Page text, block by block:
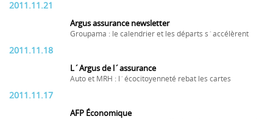
2011.11.21
Argus assurance newsletter
Groupama : le calendrier et les départs s´accélèrent
2011.11.18
L´Argus de l´assurance
Auto et MRH : l´écocitoyenneté rebat les cartes
2011.11.17
AFP Économique